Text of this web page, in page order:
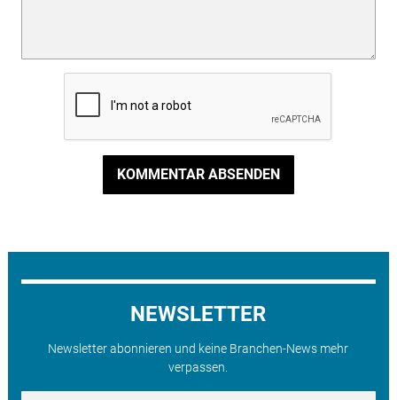
KOMMENTAR ABSENDEN
NEWSLETTER
Newsletter abonnieren und keine Branchen-News mehr
verpassen.